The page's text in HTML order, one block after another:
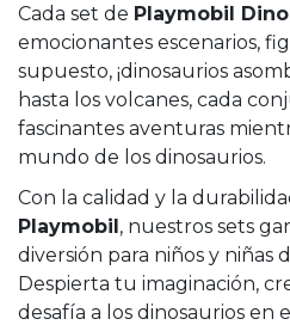
Cada set de Playmobil Dino
emocionantes escenarios,
supuesto, ¡dinosaurios
hasta los volcanes, cada
fascinantes aventuras
mundo de los dinosaurios.
Con la calidad y la
Playmobil, nuestros sets
diversión para niños y niñas
Despierta tu imaginación,
desafía a los dinosaurios en